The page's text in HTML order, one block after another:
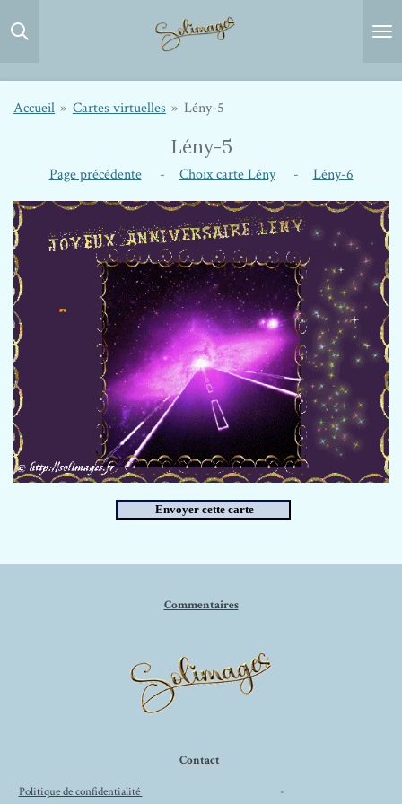
Passer
Accueil » Cartes virtuelles » Lény-5
Lény-5
Page précédente- Choix carte Lény- Lény-6
Commentaires
Contact
Politique de confidentialité -